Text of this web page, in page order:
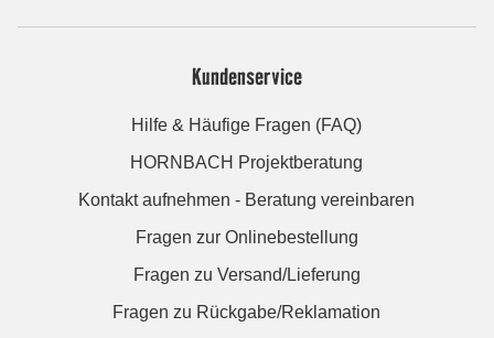
Kundenservice
Hilfe & Häufige Fragen (FAQ)
HORNBACH Projektberatung
Kontakt aufnehmen - Beratung vereinbaren
Fragen zur Onlinebestellung
Fragen zu Versand/Lieferung
Fragen zu Rückgabe/Reklamation